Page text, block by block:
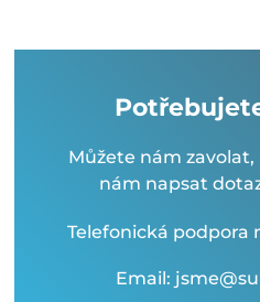
Můžete nám
nám napsat
Telefonická podpora
Email: